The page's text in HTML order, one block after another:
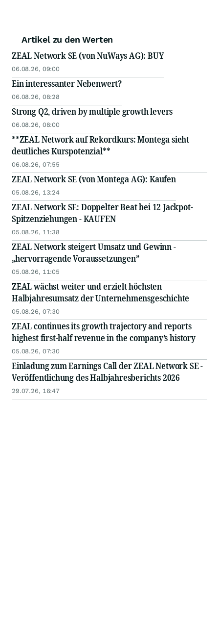
Artikel zu den Werten
ZEAL Network SE (von NuWays AG): BUY
06.08.26, 09:00
Ein interessanter Nebenwert?
06.08.26, 08:28
Strong Q2, driven by multiple growth levers
06.08.26, 08:00
**ZEAL Network auf Rekordkurs: Montega sieht
deutliches Kurspotenzial**
06.08.26, 07:55
ZEAL Network SE (von Montega AG): Kaufen
05.08.26, 13:24
ZEAL Network SE: Doppelter Beat bei 12 Jackpot-
Spitzenziehungen - KAUFEN
05.08.26, 11:38
ZEAL Network steigert Umsatz und Gewinn -
„hervorragende Voraussetzungen”
05.08.26, 11:05
ZEAL wächst weiter und erzielt höchsten
Halbjahresumsatz der Unternehmensgeschichte
05.08.26, 07:30
ZEAL continues its growth trajectory and reports
highest first-half revenue in the company’s history
05.08.26, 07:30
Einladung zum Earnings Call der ZEAL Network SE -
Veröffentlichung des Halbjahresberichts 2026
29.07.26, 16:47